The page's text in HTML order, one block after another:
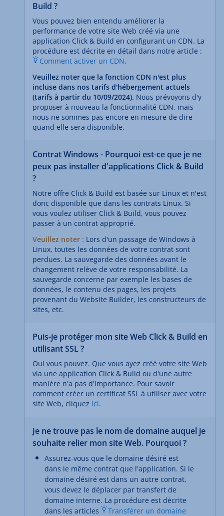
Build ?
Vous pouvez bien entendu améliorer la
performance de votre site Web créé via une
application Click & Build en configurant un CDN. La
procédure est décrite en détail dans notre article :
Comment activer un CDN.
Veuillez noter que la fonction CDN n'est plus
incluse dans nos tarifs d'hébergement actuels
(tarifs à partir du 10/09/2024). Nous prévoyons d'y
proposer à nouveau la fonctionnalité CDN, mais
nous ne sommes pas encore en mesure de dire
quand elle sera disponible.
Contrat Windows - Pourquoi est-ce que je ne
peux pas installer d'applications Click & Build
?
Notre offre Click & Build est basée sur Linux et n'est
donc disponible que dans les contrats Linux. Si
vous voulez utiliser Click & Build, vous pouvez
passer à un contrat approprié.
Veuillez noter : Lors d'un passage de Windows à
Linux, toutes les données de votre contrat sont
perdues. La sauvegarde des données avant le
changement relève de votre responsabilité. La
sauvegarde concerne par exemple les bases de
données, le contenu des pages, les projets
provenant du Website Builder, les constructeurs de
sites, etc.
Puis-je protéger mon site Web Click & Build en
utilisant SSL ?
Oui vous pouvez. Que vous ayez créé votre site Web
via une application Click & Build ou d'une autre
manière n'a pas d'importance. Pour savoir
comment créer un certificat SSL à utiliser avec votre
site Web, cliquez ici.
Je ne trouve pas le nom de domaine auquel je
souhaite relier mon site Web. Pourquoi ?
Assurez-vous que le domaine désiré est
dans le même contrat que l'application. Si le
domaine désiré est dans un autre contrat,
vous devez le déplacer par transfert de
domaine interne. La procédure est décrite
dans les articles
Transférer un domaine